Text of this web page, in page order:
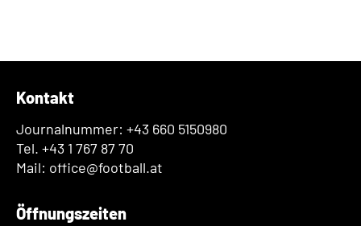
Kontakt
Journalnummer: +43 660 5150980
Tel. +43 1 767 87 70
Mail: office@football.at
Öffnungszeiten